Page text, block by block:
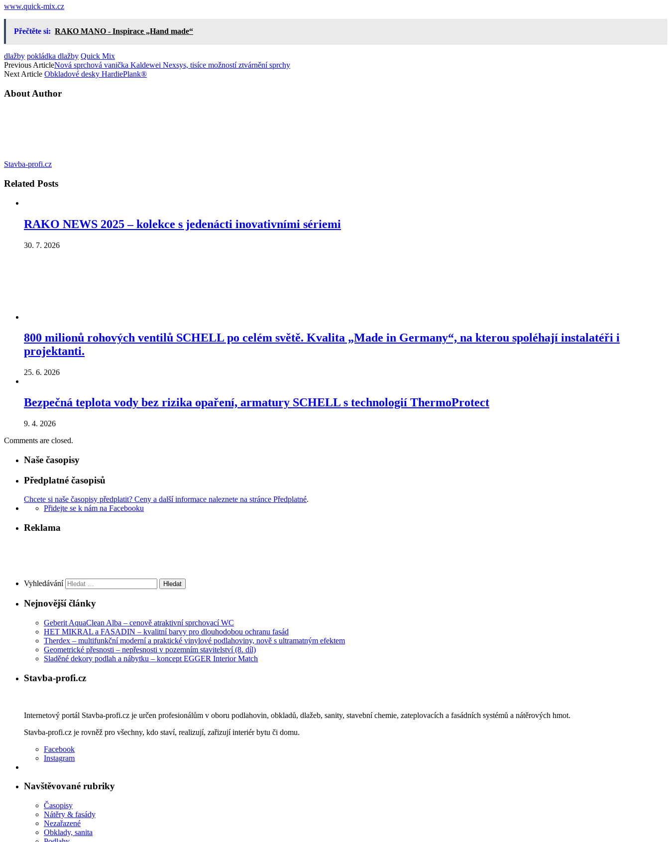
www.quick-mix.cz
Přečtěte si: RAKO MANO - Inspirace „Hand made“
dlažby pokládka dlažby Quick Mix
Previous ArticleNová sprchová vanička Kaldewei Nexsys, tisíce možností ztvárnění sprchy
Next Article Obkladové desky HardiePlank®
About Author
Stavba-profi.cz
Related Posts
RAKO NEWS 2025 – kolekce s jedenácti inovativními sériemi
30. 7. 2026
800 milionů rohových ventilů SCHELL po celém světě. Kvalita „Made in Germany“, na kterou spoléhají instalatéři i
projektanti.
25. 6. 2026
Bezpečná teplota vody bez rizika opaření, armatury SCHELL s technologií ThermoProtect
9. 4. 2026
Comments are closed.
Naše časopisy
Předplatné časopisů
Chcete si naše časopisy předplatit? Ceny a další informace naleznete na stránce Předplatné.
Přidejte se k nám na Facebooku
Reklama
Vyhledávání
Nejnovější články
Geberit AquaClean Alba – cenově atraktivní sprchovací WC
HET MIKRAL a FASADIN – kvalitní barvy pro dlouhodobou ochranu fasád
Therdex – multifunkční moderní a praktické vinylové podlahoviny, nově s ultramatným efektem
Geometrické přesnosti – nepřesnosti v pozemním stavitelství (8. díl)
Sladěné dekory podlah a nábytku – koncept EGGER Interior Match
Stavba-profi.cz
Internetový portál Stavba-profi.cz je určen profesionálům v oboru podlahovin, obkladů, dlažeb, sanity, stavební chemie, zateplovacích a fasádních systémů a nátěrových hmot.
Stavba-profi.cz je rovněž pro všechny, kdo staví, realizují, zařizují interiér bytu či domu.
Facebook
Instagram
Navštěvované rubriky
Časopisy
Nátěry & fasády
Nezařazené
Obklady, sanita